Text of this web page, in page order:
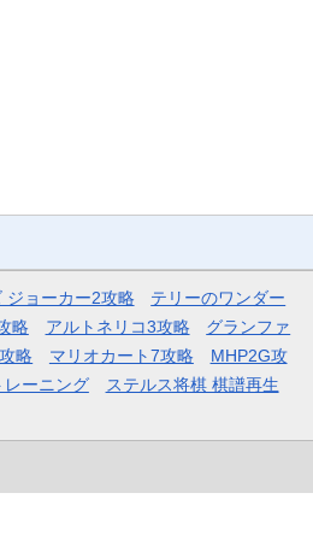
ジョーカー2攻略
テリーのワンダー
略 アルトネリコ3攻略
グランファ
略 マリオカート7攻略
MHP2G攻
レーニング
ステルス将棋 棋譜再生